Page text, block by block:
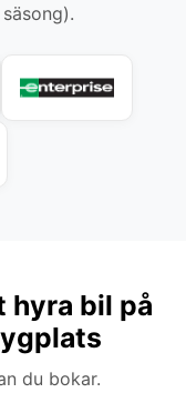
hyra bil på
du bokar.